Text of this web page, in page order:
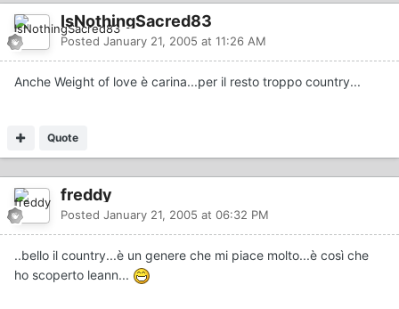
IsNothingSacred83
Posted January 21, 2005 at 11:26 AM
Anche Weight of love è carina...per il resto troppo country...
Quote
freddy
Posted January 21, 2005 at 06:32 PM
..bello il country...è un genere che mi piace molto...è così che
ho scoperto leann...